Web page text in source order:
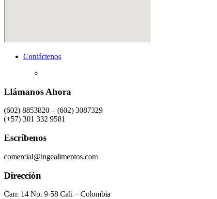
Contáctenos
Llámanos Ahora
(602) 8853820 – (602) 3087329
(+57) 301 332 9581
Escríbenos
comercial@ingealimentos.com
Dirección
Carr. 14 No. 9-58 Cali – Colombia